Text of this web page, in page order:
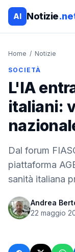
AI Notizie
Home / Notizie
SOCIETÀ
L'IA
italiani:
Dal forum
piattaforma
sanità italiana
Andrea
22 maggio